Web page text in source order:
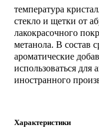
температура
стекло и щетки от
лакокрасочного
метанола. В состав
ароматические
использоваться для
иностранного
Характеристики